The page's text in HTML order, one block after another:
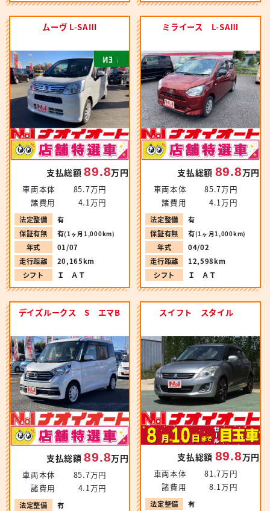
ムーヴ L-SAⅢ
NE W
支払総額89.8万円
車両本体
85.7万円
諸費用
4.1万円
法定整備
有
保証有無
有(1ヶ月1,000km)
年式
01/07
走行距離
20,165km
シフト
Ｉ ＡＴ
ミライース L-SAⅢ
支払総額 89.8万円
車両本体
85.7万円
諸費用
4.1万円
法定整備
有
保証有無
有(1ヶ月1,000km)
年式
04/02
走行距離
12,598km
シフト
Ｉ ＡＴ
デイズルークス S エマB
支払総額89.8万円
車両本体
85.7万円
諸費用
4.1万円
法定整備
有
スイフト スタイル
支払総額 89.8万円
車両本体
81.7万円
諸費用
8.1万円
法定整備
有